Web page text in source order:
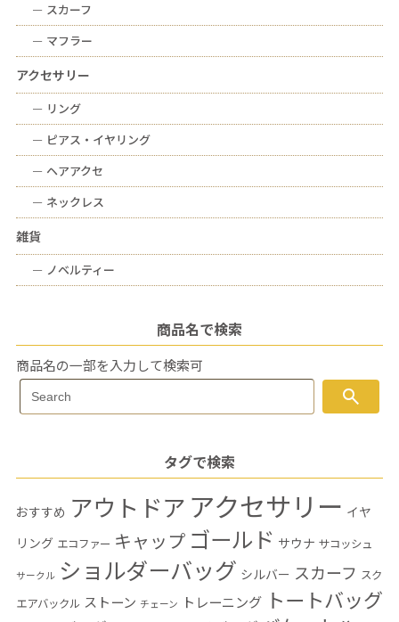
ー スカーフ
ー マフラー
アクセサリー
ー リング
ー ピアス・イヤリング
ー ヘアアクセ
ー ネックレス
雑貨
ー ノベルティー
商品名で検索
商品名の一部を入力して検索可
Search
for:
search
タグで検索
おすすめ アウトドア アクセサリー イヤ
リング エコファー キャップ ゴールド サウナ サコッシュ
サークル ショルダーバッグ シルバー スカーフ スク
エアバックル ストーン チェーン トレーニング トートバッグ